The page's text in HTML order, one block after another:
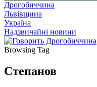
Дрогобиччина
Львівщина
Україна
Надзвичайні новини
Browsing Tag
Степанов